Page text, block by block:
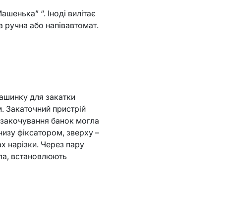
“. Іноді вилітає
ручна або напівавтомат.
для закатки
Закаточний пристрій
банок могла
фіксатором, зверху –
нарізки. Через пару
встановлюють